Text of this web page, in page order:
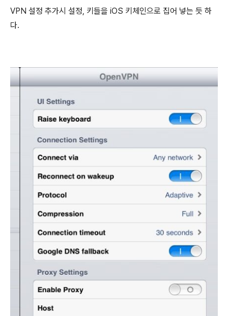
VPN 설정 추가시 설정, 키들을 iOS 키체인으로 집어 넣는 듯 하
다.